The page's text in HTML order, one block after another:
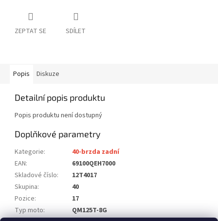
ZEPTAT SE SDÍLET
Popis Diskuze
Detailní popis produktu
Popis produktu není dostupný
Doplňkové parametry
Kategorie:
40-brzda zadní
EAN:
69100QEH7000
Skladové číslo:
12T4017
Skupina:
40
Pozice:
17
Typ moto:
QM125T-8G